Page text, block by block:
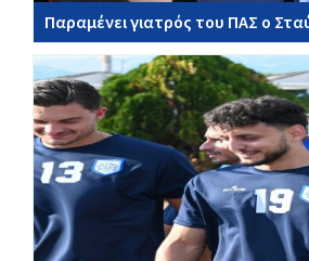
Παραμένει γιατρός του ΠΑΣ ο